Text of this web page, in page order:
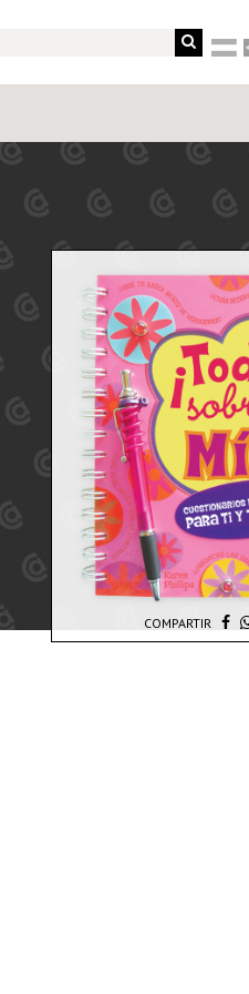
COMPARTIR